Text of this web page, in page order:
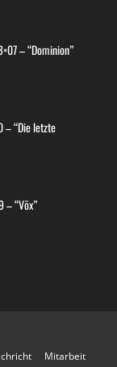
– “Dominion”
– “Die letzte
– “Võx”
Mitarbeit